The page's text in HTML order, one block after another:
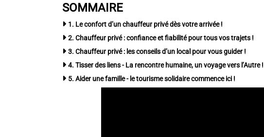
SOMMAIRE
1. Le confort d’un chauffeur privé dès votre arrivée !
2. Chauffeur privé : confiance et fiabilité pour tous vos trajets !
3. Chauffeur privé : les conseils d’un local pour vous guider !
4. Tisser des liens - La rencontre humaine, un voyage vers l’Autre !
5. Aider une famille - le tourisme solidaire commence ici !